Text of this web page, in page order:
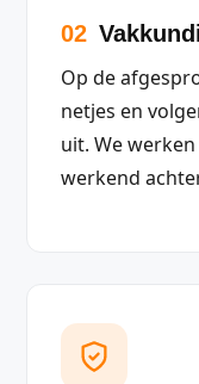
02
Op de
netjes en
uit. We
werkend